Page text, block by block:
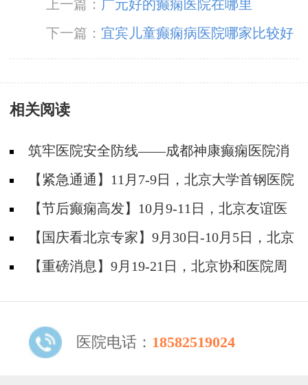
上一篇： 广元好的癫痫医院在哪里
下一篇： 宜宾儿童癫痫病医院哪家比较好
相关阅读
筑牢医院安全防线——成都神康癫痫医院消
防安全培训纪实
【紧急通通】11月7-9日，北京大学首钢医院
神经内科胡颖教授亲临成都会诊，破解癫痫疑难
【节后癫痫高发】10月9-11日，北京友谊医
院陈葵博士免费会诊+治疗援助，破解癫痫难
题！
【国庆看北京专家】9月30日-10月5日，北京
天坛&首钢医院两大专家蓉城亲诊+癫痫大额救
【重磅消息】9月19-21日，北京协和医院周
线！
医院电话： 18582519024